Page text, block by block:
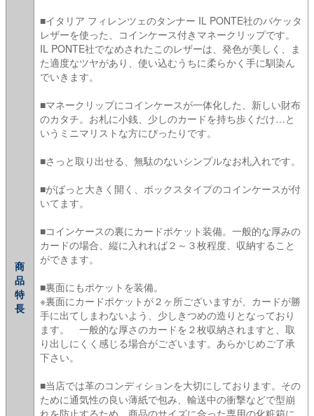
商
品
特
長
■イタリア フィレンツェのタンナー IL PONTE社のバケッタ
レザーを使った、コインケース付きマネークリップです。
IL PONTE社でなめされたこのレザーは、発色が美しく、ま
た適度なツヤがあり、使い込むうちに柔らかく手に馴染ん
でいきます。
■マネークリップにコインケースが一体化した、新しい財布
のカタチ。お札に小銭、少しのカードを持ち歩くだけ…と
いうミニマリストな方にぴったりです。
■さっと取り出せる、無駄のないシンプルなお札入れです。
■がばっと大きく開く、ボックスタイプのコインケースが付
いてます。
■コインケースの裏にカードポケット装備。一般的な厚みの
カードの場合、縦に入れれば２～３枚程度、収納すること
ができます。
■裏面にもポケットを装備。
※裏面にカードポケットが２ヶ所ございますが、カードが勝
手に出てしまわないよう、少しきつめの造りとなっており
ます。 一般的な厚さのカードを２枚収納されますと、取
り出しにくく感じる場合がございます。あらかじめご了承
下さい。
■当店では革のコンディションを大切にしております。その
ために通気性の良い薄紙で包み、輸送中の衝撃などで型崩
れを防止するため、商品のサイズに合った専用の化粧箱に